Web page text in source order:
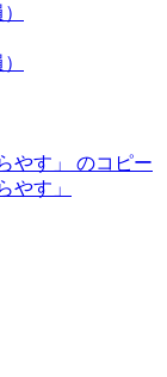
やす」 のコピー
す」